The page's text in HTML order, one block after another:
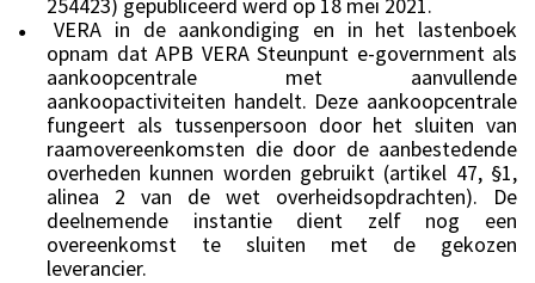
●
VERA in de aankondiging en in het lastenboek
opnam dat APB VERA Steunpunt e-government als
aankoopcentrale met aanvullende
aankoopactiviteiten handelt. Deze aankoopcentrale
fungeert als tussenpersoon door het sluiten van
raamovereenkomsten die door de aanbestedende
overheden kunnen worden gebruikt (artikel 47, §1,
alinea 2 van de wet overheidsopdrachten). De
deelnemende instantie dient zelf nog een
overeenkomst te sluiten met de gekozen
leverancier.